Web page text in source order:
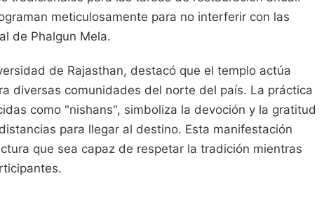
meticulosamente para no interferir con las
de Phalgun Mela.
de Rajasthan, destacó que el templo actúa
diversas comunidades del norte del país. La práctica
como "nishans", simboliza la devoción y la gratitud
para llegar al destino. Esta manifestación
que sea capaz de respetar la tradición mientras